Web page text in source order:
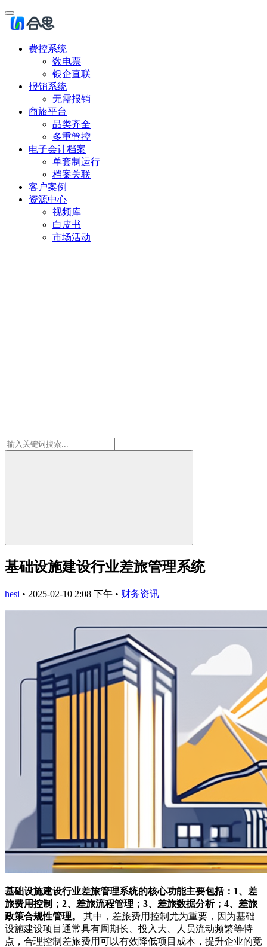
费控系统
数电票
银企直联
报销系统
无需报销
商旅平台
品类齐全
多重管控
电子会计档案
单套制运行
档案关联
客户案例
资源中心
视频库
白皮书
市场活动
基础设施建设行业差旅管理系统
hesi • 2025-02-10 2:08 下午 • 财务资讯
基础设施建设行业差旅管理系统的核心功能主要包括：1、差
旅费用控制；2、差旅流程管理；3、差旅数据分析；4、差旅
政策合规性管理。
其中，差旅费用控制尤为重要，因为基础
设施建设项目通常具有周期长、投入大、人员流动频繁等特
点，合理控制差旅费用可以有效降低项目成本，提升企业的竞